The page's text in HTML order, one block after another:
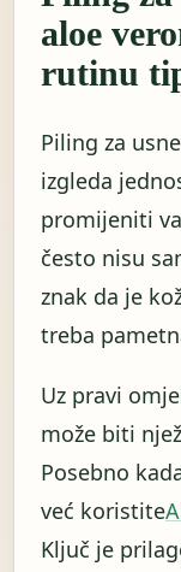
aloe
rutinu
Piling za
izgleda
promijeniti
često nisu
znak da je
treba
Uz pravi
može biti
Posebno
već koristite
Ključ je